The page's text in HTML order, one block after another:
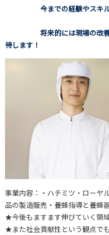
今までの経験やスキル活
将来的には現場の改善活
待します！
事業内容：・ハチミツ・ローヤ
品の製造販売・養蜂指導と養蜂
★今後もますます伸びていく領
★また社会貢献性という観点で